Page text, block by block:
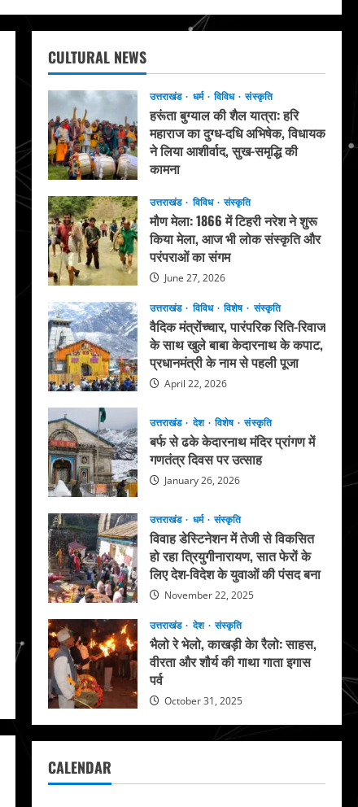
CULTURAL NEWS
उत्तराखंड धर्म विविध संस्कृति
हरूंता बुग्याल की शैल यात्रा: हरि
महाराज का दुग्ध-दधि अभिषेक, विधायक
ने लिया आशीर्वाद, सुख-समृद्धि की
कामना
उत्तराखंड
विविध संस्कृति
मौण मेला: 1866 में टिहरी नरेश ने शुरू
किया मेला, आज भी लोक संस्कृति और
परंपराओं का संगम
June 27, 2026
उत्तराखंड विविध विशेष संस्कृति
वैदिक मंत्रोंच्चार, पारंपरिक रिति-रिवाज
के साथ खुले बाबा केदारनाथ के कपाट,
प्रधानमंत्री के नाम से पहली पूजा
April 22, 2026
उत्तराखंड देश विशेष संस्कृति
बर्फ से ढके केदारनाथ मंदिर प्रांगण में
गणतंत्र दिवस पर उत्साह
January 26, 2026
उत्तराखंड धर्म संस्कृति
विवाह डेस्टिनेशन में तेजी से विकसित
हो रहा त्रियुगीनारायण, सात फेरों के
लिए देश-विदेश के युवाओं की पंसद बना
November 22, 2025
उत्तराखंड देश संस्कृति
भैलो रे भेलो, काखड़ी केा रैलो: साहस,
वीरता और शौर्य की गाथा गाता इगास
पर्व
October 31, 2025
CALENDAR